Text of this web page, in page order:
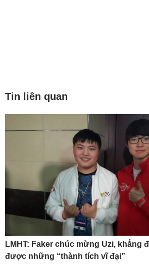
Tin liên quan
LMHT: Faker chúc mừng Uzi, khẳng
được những “thành tích vĩ đại”